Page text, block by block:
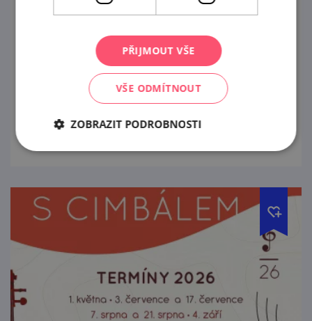
Vinné léto s cimbálem
Přijeďte si užít letošní léto do Velkých
Pavlovic s cimbálem do Vinařství Buchtovi.
prohlédnout
PŘIJMOUT VŠE
VŠE ODMÍTNOUT
ZOBRAZIT PODROBNOSTI